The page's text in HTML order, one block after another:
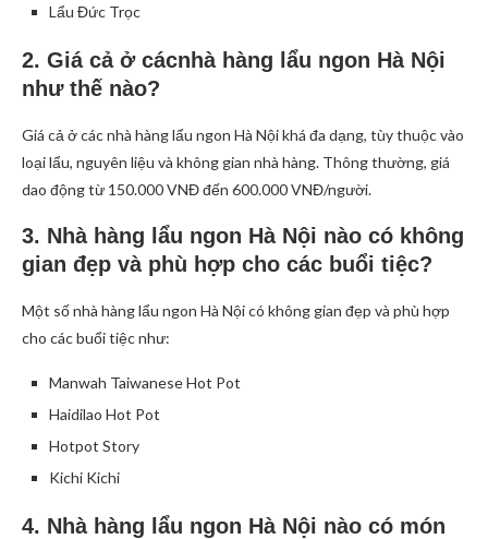
Lẩu Đức Trọc
2. Giá cả ở cácnhà hàng lẩu ngon Hà Nội
như thế nào?
Giá cả ở các nhà hàng lẩu ngon Hà Nội khá đa dạng, tùy thuộc vào
loại lẩu, nguyên liệu và không gian nhà hàng. Thông thường, giá
dao động từ 150.000 VNĐ đến 600.000 VNĐ/người.
3. Nhà hàng lẩu ngon Hà Nội nào có không
gian đẹp và phù hợp cho các buổi tiệc?
Một số nhà hàng lẩu ngon Hà Nội có không gian đẹp và phù hợp
cho các buổi tiệc như:
Manwah Taiwanese Hot Pot
Haidilao Hot Pot
Hotpot Story
Kichi Kichi
4. Nhà hàng lẩu ngon Hà Nội nào có món